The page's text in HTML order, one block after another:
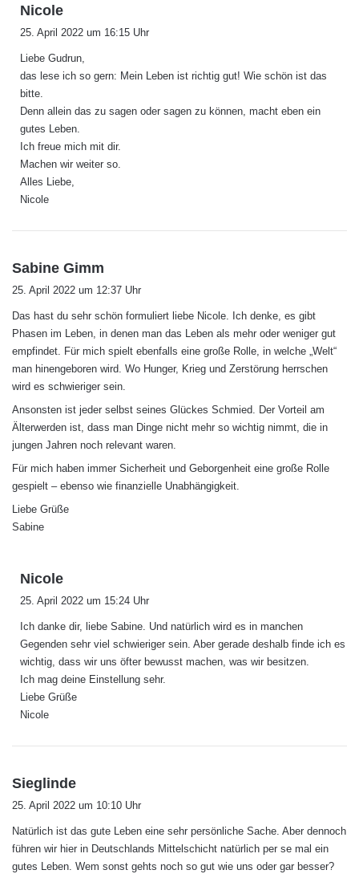
Nicole
a
t
:
25. April 2022 um 16:15 Uhr
Liebe Gudrun,
das lese ich so gern: Mein Leben ist richtig gut! Wie schön ist das
bitte.
Denn allein das zu sagen oder sagen zu können, macht eben ein
gutes Leben.
Ich freue mich mit dir.
Machen wir weiter so.
Alles Liebe,
Nicole
Sabine Gimm
a
t
:
25. April 2022 um 12:37 Uhr
Das hast du sehr schön formuliert liebe Nicole. Ich denke, es gibt
Phasen im Leben, in denen man das Leben als mehr oder weniger gut
empfindet. Für mich spielt ebenfalls eine große Rolle, in welche „Welt“
man hinengeboren wird. Wo Hunger, Krieg und Zerstörung herrschen
wird es schwieriger sein.
Ansonsten ist jeder selbst seines Glückes Schmied. Der Vorteil am
Älterwerden ist, dass man Dinge nicht mehr so wichtig nimmt, die in
jungen Jahren noch relevant waren.
Für mich haben immer Sicherheit und Geborgenheit eine große Rolle
gespielt – ebenso wie finanzielle Unabhängigkeit.
Liebe Grüße
Sabine
Nicole
a
t
:
25. April 2022 um 15:24 Uhr
Ich danke dir, liebe Sabine. Und natürlich wird es in manchen
Gegenden sehr viel schwieriger sein. Aber gerade deshalb finde ich es
wichtig, dass wir uns öfter bewusst machen, was wir besitzen.
Ich mag deine Einstellung sehr.
Liebe Grüße
Nicole
Sieglinde
t
25. April 2022 um 10:10 Uhr
Natürlich ist das gute Leben eine sehr persönliche Sache. Aber dennoch
führen wir hier in Deutschlands Mittelschicht natürlich per se mal ein
gutes Leben. Wem sonst gehts noch so gut wie uns oder gar besser?